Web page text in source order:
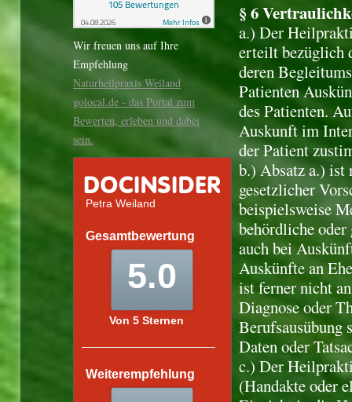
§ 6
a.) Der
erteilt bezüglich
deren
Patienten
des Patienten.
Auskunft im
der Patient
b.) Absatz a.) ist
gesetzlicher
beispielsweise
behördliche
auch bei
Auskünfte an
ist ferner nicht
Diagnose oder
Berufsausübung
Daten oder
c.) Der
(Handakte oder
Wir freuen uns auf Ihre
Empfehlung
Naturheilpraxis Weiland
golocal.de - das Portal zum
Bewerten, erleben und dabei
sein.